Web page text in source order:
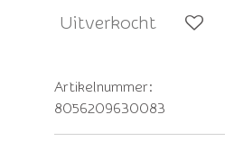
Uitverkocht
Artikelnummer:
8056209630083